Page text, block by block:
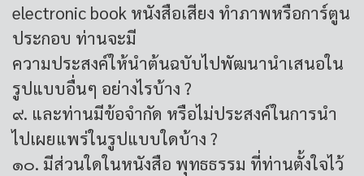
electronic book หนังสือเสียง ทำภาพหรือการ์ตูน
ประกอบ ท่านจะมี
ความประสงค์ให้นำต้นฉบับไปพัฒนานำเสนอใน
รูปแบบอื่นๆ อย่างไรบ้าง ?
๙. และท่านมีข้อจำกัด หรือไม่ประสงค์ในการนำ
ไปเผยแพร่ในรูปแบบใดบ้าง ?
๑๐. มีส่วนใดในหนังสือ พุทธธรรม ที่ท่านตั้งใจไว้